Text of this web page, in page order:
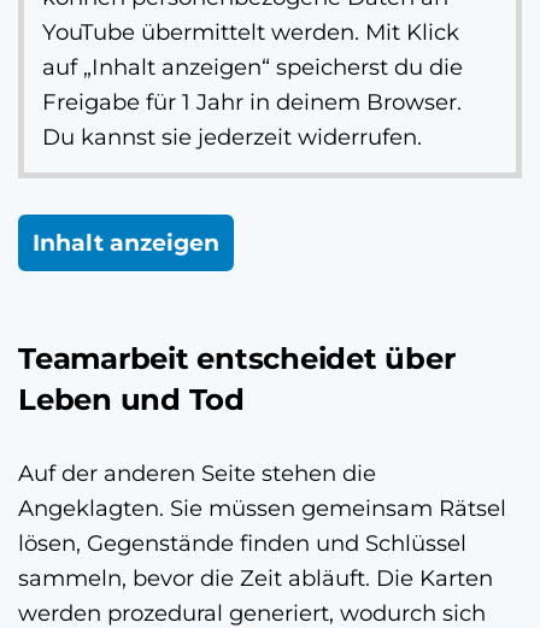
YouTube übermittelt werden. Mit Klick
auf „Inhalt anzeigen“ speicherst du die
Freigabe für 1 Jahr in deinem Browser.
Du kannst sie jederzeit widerrufen.
Inhalt anzeigen
Teamarbeit entscheidet über
Leben und Tod
Auf der anderen Seite stehen die
Angeklagten. Sie müssen gemeinsam Rätsel
lösen, Gegenstände finden und Schlüssel
sammeln, bevor die Zeit abläuft. Die Karten
werden prozedural generiert, wodurch sich